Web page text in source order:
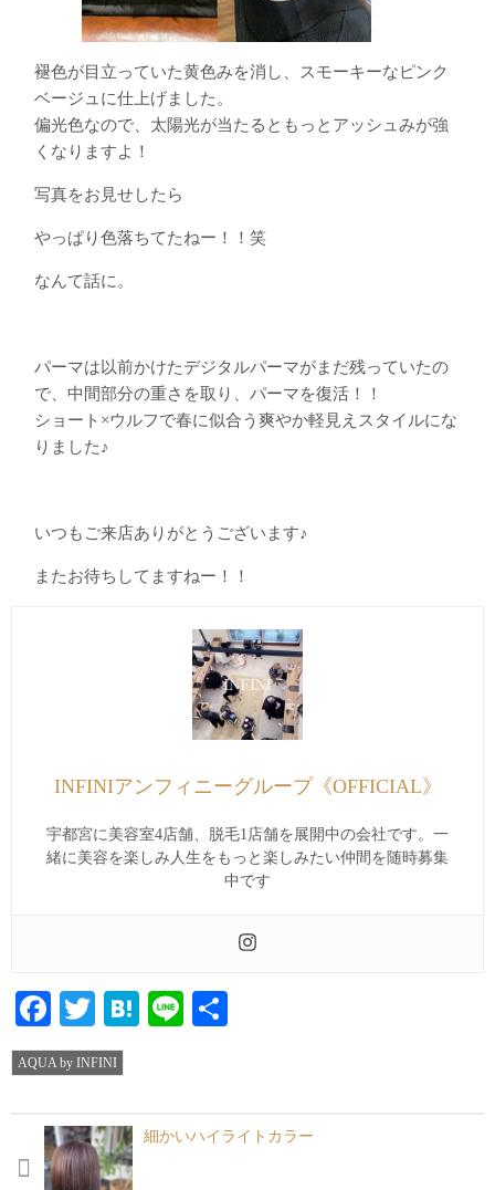
褪色が目立っていた黄色みを消し、スモーキーなピンク
ベージュに仕上げました。
偏光色なので、太陽光が当たるともっとアッシュみが強
くなりますよ！
写真をお見せしたら
やっぱり色落ちてたねー！！笑
なんて話に。
パーマは以前かけたデジタルパーマがまだ残っていたの
で、中間部分の重さを取り、パーマを復活！！
ショート×ウルフで春に似合う爽やか軽見えスタイルにな
りました♪
いつもご来店ありがとうございます♪
またお待ちしてますねー！！
INFINIアンフィニーグループ《OFFICIAL》
宇都宮に美容室4店舗、脱毛1店舗を展開中の会社です。一
緒に美容を楽しみ人生をもっと楽しみたい仲間を随時募集
中です
Facebook
TwitterHatena
Line
AQUA by INFINI
細かいハイライトカラー